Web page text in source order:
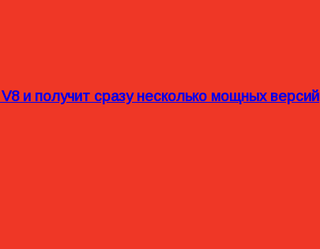
и получит сразу несколько мощных версий